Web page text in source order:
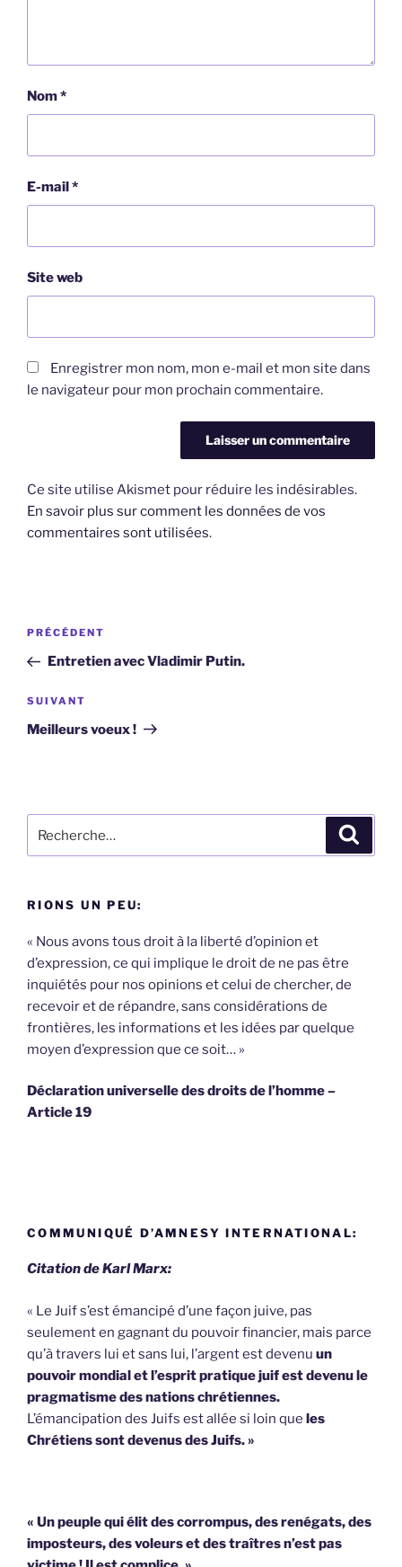
Nom*
E-mail*
Site web
Enregistrer mon nom, mon e-mail et mon site dans
le navigateur pour mon prochain commentaire.
Ce site utilise Akismet pour réduire les indésirables.
En savoir plus sur comment les données de vos
commentaires sont utilisées.
Navigation
l’article
Article
précédent
PRÉCÉDENT
Entretien avec Vladimir Putin.
Article
suivant
SUIVANT
Meilleurs voeux !
pour
RIONS UN PEU:
« Nous avons tous droit à la liberté d’opinion et
d’expression, ce qui implique le droit de ne pas être
inquiétés pour nos opinions et celui de chercher, de
recevoir et de répandre, sans considérations de
frontières, les informations et les idées par quelque
moyen d’expression que ce soit… »
Déclaration universelle des droits de l’homme –
Article 19
COMMUNIQUÉ D’AMNESY INTERNATIONAL:
Citation de Karl Marx:
« Le Juif s’est émancipé d’une façon juive, pas
seulement en gagnant du pouvoir financier, mais parce
qu’à travers lui et sans lui, l’argent est devenu un
pouvoir mondial et l’esprit pratique juif est devenu le
pragmatisme des nations chrétiennes.
L’émancipation des Juifs est allée si loin que les
Chrétiens sont devenus des Juifs. »
« Un peuple qui élit des corrompus, des renégats, des
imposteurs, des voleurs et des traîtres n’est pas